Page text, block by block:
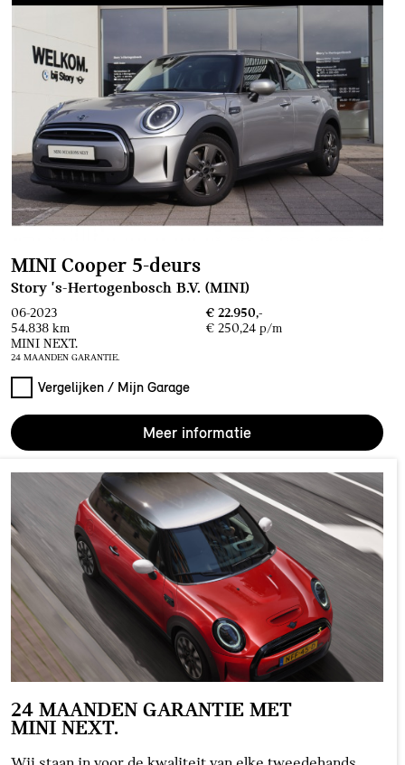
MINI Cooper 5-deurs
Story 's-Hertogenbosch B.V. (MINI)
06-2023
€ 22.950,-
54.838 km
€ 250,24 p/m
MINI NEXT.
24 MAANDEN GARANTIE.
Vergelijken / Mijn Garage
Meer informatie
24 MAANDEN GARANTIE MET
MINI NEXT.